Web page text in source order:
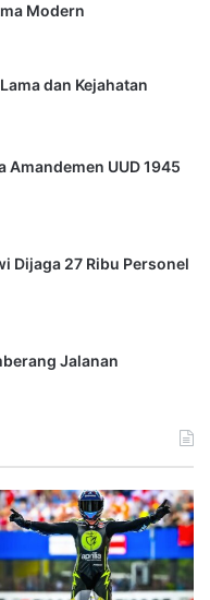
Modern
dan Kejahatan
Amandemen UUD 1945
Dijaga 27 Ribu Personel
Jalanan